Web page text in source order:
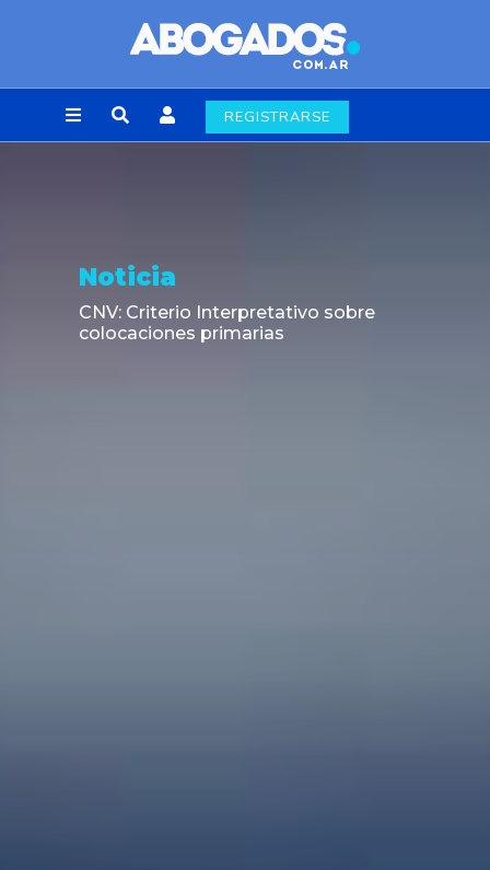
REGISTRARSE
Noticia
CNV: Criterio Interpretativo sobre
colocaciones primarias